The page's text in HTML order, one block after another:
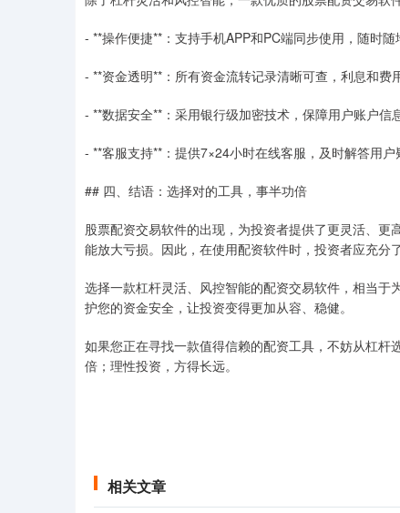
- **操作便捷**：支持手机APP和PC端同步使用，随时随
- **资金透明**：所有资金流转记录清晰可查，利息和费
- **数据安全**：采用银行级加密技术，保障用户账户信
- **客服支持**：提供7×24小时在线客服，及时解答用户
## 四、结语：选择对的工具，事半功倍
股票配资交易软件的出现，为投资者提供了更灵活、
能放大亏损。因此，在使用配资软件时，投资者应充
选择一款杠杆灵活、风控智能的配资交易软件，相当于
护您的资金安全，让投资变得更加从容、稳健。
如果您正在寻找一款值得信赖的配资工具，不妨从杠
倍；理性投资，方得长远。
相关文章